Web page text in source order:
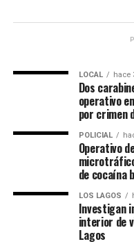
LOCAL hace
Dos
operativo
por crimen
POLICIAL
Operativo
de cocaína
LOS LAGOS
Investigan
interior de
Lagos